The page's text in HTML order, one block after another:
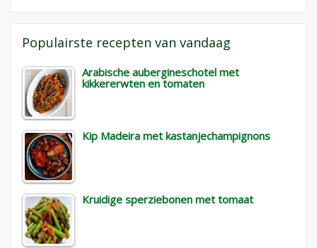
Populairste recepten van vandaag
Arabische aubergineschotel met
kikkererwten en tomaten
Kip Madeira met kastanjechampignons
Kruidige sperziebonen met tomaat